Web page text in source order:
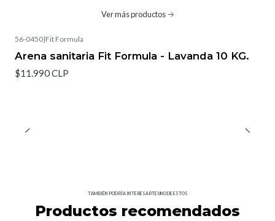
Ver más productos
56-0450|Fit Formula
Arena sanitaria Fit Formula - Lavanda 10 KG.
$11.990 CLP
TAMBIÉN PODRÍA INTERESARTE UNO DE ESTOS
Productos recomendados